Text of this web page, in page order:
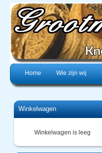
Home Wie zijn wij
Winkelwagen
Winkelwagen is leeg